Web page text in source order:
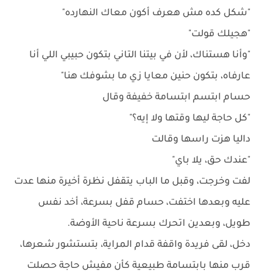
"شكل كده مش هعرف أكون معاك النهارده"
"هجيلك قولت"
"وأنا هستناك، لأن في بيتنا التاني بتكون حبيبي اللي أنا
عارفاه، بتكون حنين معايا زي ما بشوفك هنا"
حسام ابتسم ابتسامة خفيفة وقال
"كل حاجة ليها وقتها ولا إيه؟"
داليا هزت راسها وقالت
"عندك حق، يلا باي"
لفت وخرجت، وقبل ما الباب يتقفل نظرة أخيرة منها عدت
عليه وبعدها اختفت، حسام قفل بسرعة، أخد نفس
طويل، وبعدين اتحرك بسرعة ناحية الأوضة.
دخل، لقى فريدة واقفة قدام المراية، بتستشور شعرها،
قرب منها بابتسامة طبيعية كأن مفيش حاجة حصلت